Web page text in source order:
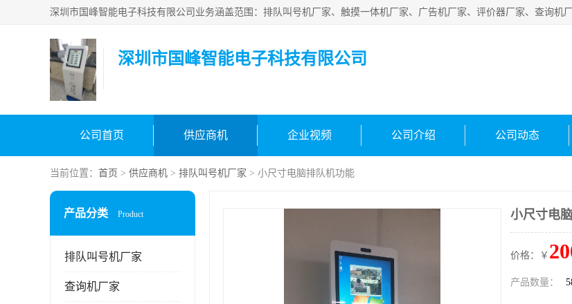
深圳市国峰智能电子科技有限公司
公司首页 供应商机 企业视频 公司介绍 公司动态
当前位置： 首页 > 供应商机 > 排队叫号机厂家 > 小尺寸电脑排队机功能
产品分类 Product
排队叫号机厂家
查询机厂家
小尺寸电
价格：￥
产品数量：